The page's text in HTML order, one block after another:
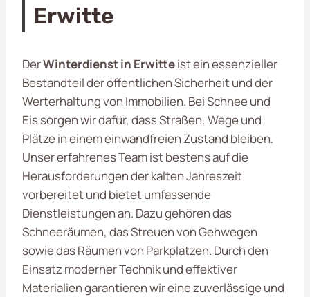
Erwitte
DerWinterdienst in Erwitteist ein essenzieller
Bestandteil der öffentlichen Sicherheit und der
Werterhaltung von Immobilien. Bei Schnee und
Eis sorgen wir dafür, dass Straßen, Wege und
Plätze in einem einwandfreien Zustand bleiben.
Unser erfahrenes Team ist bestens auf die
Herausforderungen der kalten Jahreszeit
vorbereitet und bietet umfassende
Dienstleistungen an. Dazu gehören das
Schneeräumen, das Streuen von Gehwegen
sowie das Räumen von Parkplätzen. Durch den
Einsatz moderner Technik und effektiver
Materialien garantieren wir eine zuverlässige und